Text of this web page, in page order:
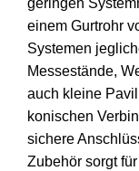
geringen
einem Gurtrohr
Systemen
Messestände,
auch kleine
konischen
sichere
Zubehör sorgt